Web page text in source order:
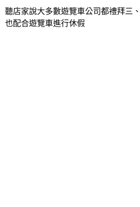
聽店家說大多數遊覽車公司都禮拜三
也配合遊覽車進行休假